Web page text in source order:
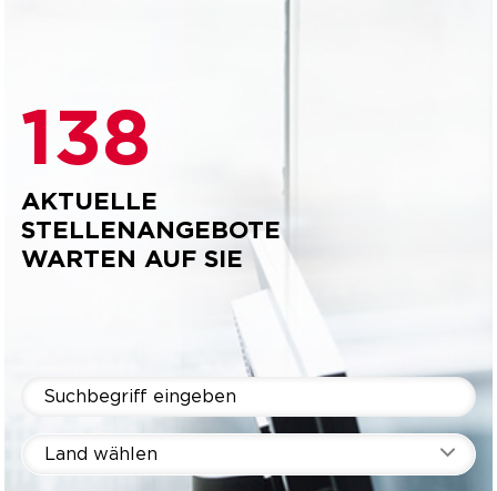
138
AKTUELLE
STELLENANGEBOTE
WARTEN AUF SIE
Land wählen